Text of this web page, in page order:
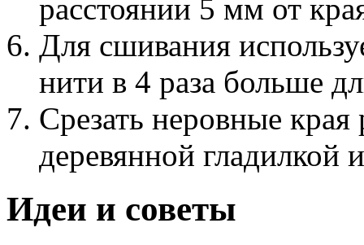
расстоянии 5 мм от
Для сшивания
нити в 4 раза больше
Срезать неровные
деревянной
Идеи и советы